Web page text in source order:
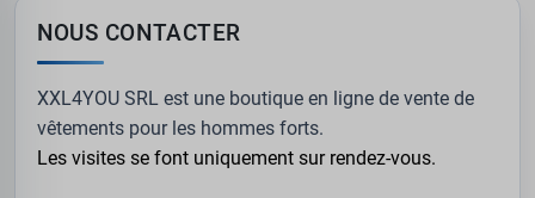
NOUS CONTACTER
XXL4YOU SRL est une boutique en ligne de vente de
vêtements pour les hommes forts.
Les visites se font uniquement sur rendez-vous.